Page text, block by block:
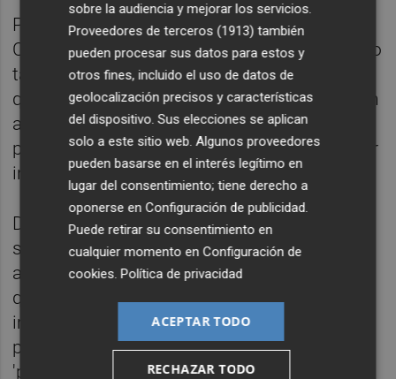
Por su parte, el vicepresidente segundo del
Consell,Rubén Martínez Dalmauy su equipo
también se habían mostrado dispuestos a
que tuviera lugar esta cita, si bien admitieron
a este diario que el encuentro podía
posponerse al mes de septiembre sin mayor
incidencia.
De esta manera, todo apunta a que no habrá
seminario en julio y que en septiembre se
adoptará una nueva fórmula del encuentro
que, posiblemente y si el coronavirus no lo
impide, se concentre en una sola jornada
para evitar la convivencia prolongada de los
'pesos pesados' del Gobierno valenciano. Es
sobre la audiencia y mejorar los servicios.
Proveedores de terceros (1913) también
pueden procesar sus datos para estos y
otros fines, incluido el uso de datos de
geolocalización precisos y características
del dispositivo. Sus elecciones se aplican
solo a este sitio web. Algunos proveedores
pueden basarse en el interés legítimo en
lugar del consentimiento; tiene derecho a
oponerse enConfiguración de publicidad.
Puede retirar su consentimiento en
cualquier momento enConfiguración de
cookies.Política de privacidad
ACEPTAR TODO
RECHAZAR TODO